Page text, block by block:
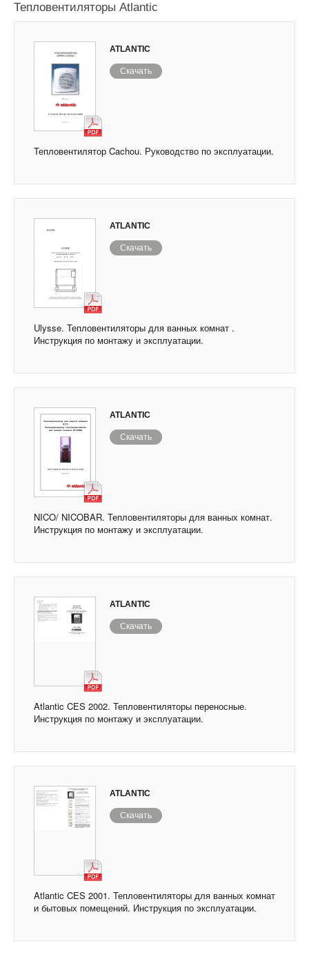
Тепловентиляторы Atlantic
ATLANTIC
Скачать
Тепловентилятор Cachou. Руководство по эксплуатации.
ATLANTIC
Скачать
Ulysse. Тепловентиляторы для ванных комнат .
Инструкция по монтажу и эксплуатации.
ATLANTIC
Скачать
NICO/ NICOBAR. Тепловентиляторы для ванных комнат.
Инструкция по монтажу и эксплуатации.
ATLANTIC
Скачать
Atlantic CES 2002. Тепловентиляторы переносные.
Инструкция по монтажу и эксплуатации.
ATLANTIC
Скачать
Atlantic CES 2001. Тепловентиляторы для ванных комнат
и бытовых помещений. Инструкция по эксплуатации.